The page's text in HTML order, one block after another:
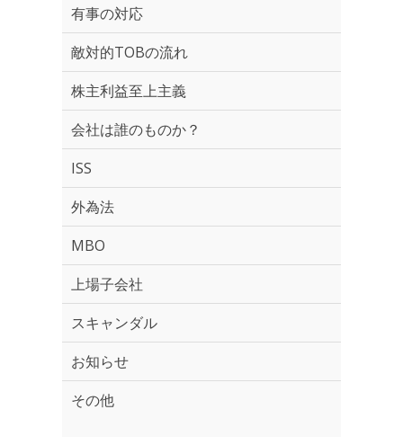
有事の対応
敵対的TOBの流れ
株主利益至上主義
会社は誰のものか？
ISS
外為法
MBO
上場子会社
スキャンダル
お知らせ
その他